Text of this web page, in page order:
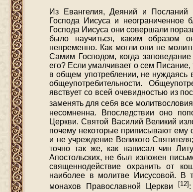
Из Евангелия, Деяний и
Господа Иисуса и неограниченное
Господа Иисуса они совершали
было научиться, каким образом
непременно. Как могли они не
Самим Господом, когда
его? Если умалчивает о сем
в общем употреблении, не нуждаясь
общеупотребительности.
явствует со всей очевидностью из
заменять для себя все
несомненна. Впоследствии оно
Церкви. Святой Василий Великий
почему некоторые приписывают ему
и не учреждение Великого
точно так же, как написал чин
Апостольских, не был изложен
священнодействие охранить от
наиболее в молитве Иисусовой. В
монахов Православной Церкви
[12]